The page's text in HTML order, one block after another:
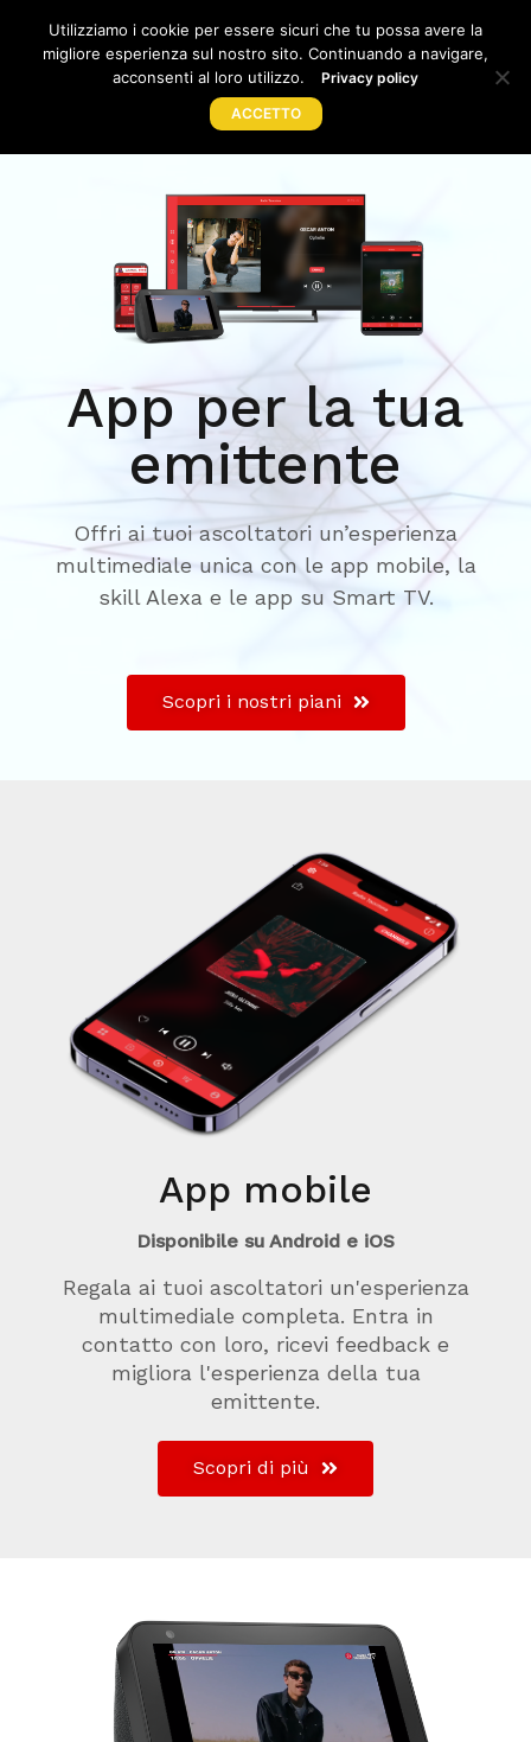
Home
Acquista
Supporto
News
Lavora con noi
Azienda
App per la tua
emittente
Offri ai tuoi ascoltatori un’esperienza
multimediale unica con le app mobile, la
skill Alexa e le app su Smart TV.
Scopri i nostri piani
App mobile
Disponibile su Android e iOS
Regala ai tuoi ascoltatori un'esperienza
multimediale completa. Entra in
contatto con loro, ricevi feedback e
migliora l'esperienza della tua
emittente.
Scopri di più
Utilizziamo i cookie per essere sicuri che tu possa avere la
migliore esperienza sul nostro sito. Continuando a navigare,
acconsenti al loro utilizzo.
Privacy policy
ACCETTO